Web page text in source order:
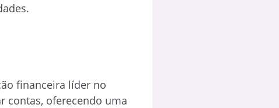
financeira líder no
contas, oferecendo uma